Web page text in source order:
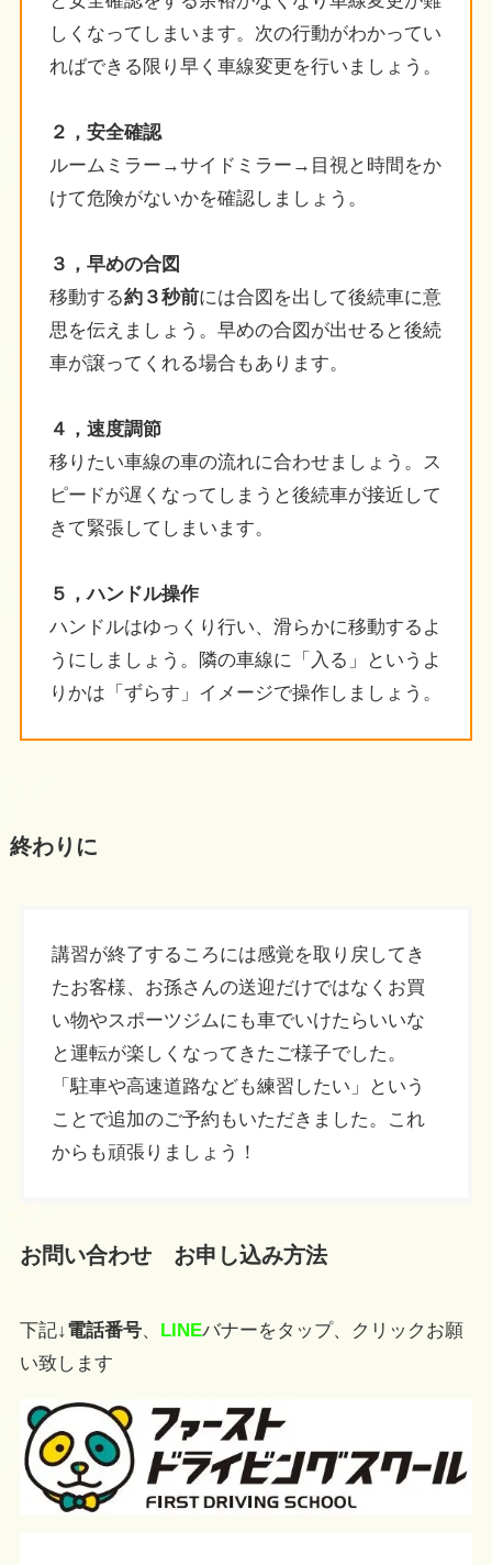
しくなってしまいます。次の行動がわかってい
ればできる限り早く車線変更を行いましょう。
２，安全確認
ルームミラー→サイドミラー→目視と時間をか
けて危険がないかを確認しましょう。
３，早めの合図
移動する約３秒前には合図を出して後続車に意
思を伝えましょう。早めの合図が出せると後続
車が譲ってくれる場合もあります。
４，速度調節
移りたい車線の車の流れに合わせましょう。ス
ピードが遅くなってしまうと後続車が接近して
きて緊張してしまいます。
５，ハンドル操作
ハンドルはゆっくり行い、滑らかに移動するよ
うにしましょう。隣の車線に「入る」というよ
りかは「ずらす」イメージで操作しましょう。
終わりに
講習が終了するころには感覚を取り戻してき
たお客様、お孫さんの送迎だけではなくお買
い物やスポーツジムにも車でいけたらいいな
と運転が楽しくなってきたご様子でした。
「駐車や高速道路なども練習したい」という
ことで追加のご予約もいただきました。これ
からも頑張りましょう！
お問い合わせ お申し込み方法
下記↓電話番号、 LINEバナーをタップ、クリックお願
い致します